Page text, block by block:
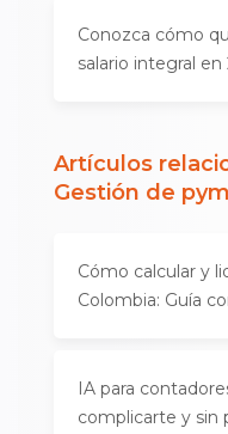
Conozca cómo
salario integral en
Artículos
Gestión de
Cómo calcular y
Colombia: Guía
IA para
complicarte y sin